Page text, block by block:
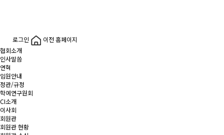
로그인
이전 홈페이지
협회소개
인사말씀
연혁
임원안내
정관/규정
학예연구원회
CI소개
이사회
회원관
회원관 현황